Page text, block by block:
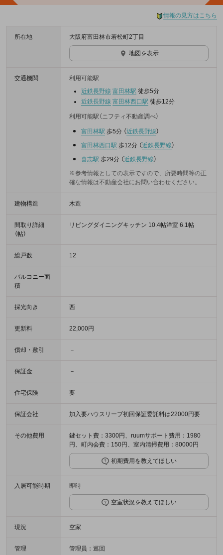
情報の見方はこちら
所在地 大阪府富田林市若松町2丁目
地図を表示
交通機関
利用可能駅
近鉄長野線 富田林駅 徒歩5分
近鉄長野線 富田林西口駅 徒歩12分
利用可能駅（ニフティ不動産調べ）
富田林駅 歩5分 （近鉄長野線）
富田林西口駅 歩12分 （近鉄長野線）
喜志駅 歩29分 （近鉄長野線）
※参考情報としての表示ですので、所要時間等の正
確な情報は不動産会社にお問い合わせください。
建物構造 木造
間取り詳細
（帖）
リビングダイニングキッチン 10.4帖洋室 6.1帖
総戸数 12
バルコニー面
積
－
採光向き 西
更新料 22,000円
償却・敷引 －
保証金 －
住宅保険 要
保証会社 加入要ハウスリーブ初回保証委託料は22000円要
その他費用
鍵セット費：3300円、ruumサポート費用：1980
円、町内会費：150円、室内清掃費用：80000円
初期費用を教えてほしい
入居可能時期 即時
空室状況を教えてほしい
現況 空家
管理 管理員：巡回